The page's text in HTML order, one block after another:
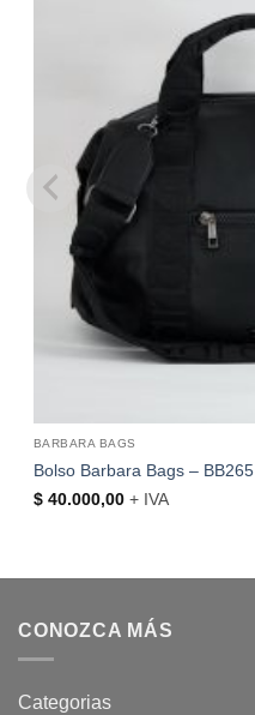
BARBARA BAGS
Bolso Barbara Bags – BB265
$40.000,00+ IVA
CONOZCA MÁS
Categorias